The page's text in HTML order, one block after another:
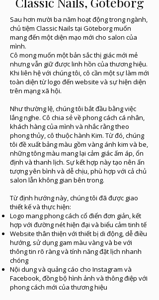
Sau hơn mười ba năm hoạt động trong ngành,
chủ tiệm Classic Nails tại Göteborg muốn
mang đến một diện mạo mới cho salon của
mình.
Cô mong muốn một bản sắc thị giác mới mẻ
nhưng vẫn giữ được linh hồn của thương hiệu.
Khi liên hệ với chúng tôi, cô cần một sự làm mới
toàn diện từ logo đến website và sự hiện diện
trên mạng xã hội.
Như thường lệ, chúng tôi bắt đầu bằng việc
lắng nghe. Cô chia sẻ về phong cách cá nhân,
khách hàng của mình và nhắc rằng theo
phong thủy, cô thuộc hành Kim. Từ đó, chúng
tôi đề xuất bảng màu gồm vàng ánh kim và be,
những tông màu mang lại cảm giác ấm áp, ổn
định và thanh lịch. Sự kết hợp này tạo nên ấn
tượng yên bình và dễ chịu, phù hợp với cả chủ
salon lẫn không gian bên trong.
Từ định hướng này, chúng tôi đã được giao
thiết kế và thực hiện:
Logo mang phong cách cổ điển đơn giản, kết
hợp với đường nét hiện đại và biểu cảm tinh tế
Website thân thiện với thiết bị di động, dễ điều
hướng, sử dụng gam màu vàng và be với
thông tin rõ ràng và tính năng đặt lịch nhanh
chóng
Nội dung và quảng cáo cho Instagram và
Facebook, đồng bộ hình ảnh và thông điệp với
phong cách mới của thương hiệu